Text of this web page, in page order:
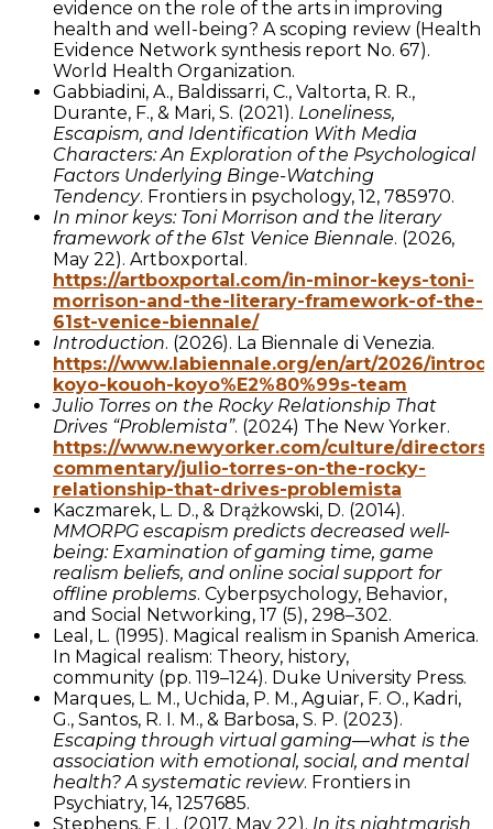
evidence on the role of the arts in improving
health and well-being? A scoping review (Health
Evidence Network synthesis report No. 67).
World Health Organization.
Gabbiadini, A., Baldissarri, C., Valtorta, R. R.,
Durante, F., & Mari, S. (2021). Loneliness,
Escapism, and Identification With Media
Characters: An Exploration of the Psychological
Factors Underlying Binge-Watching
Tendency. Frontiers in psychology, 12, 785970.
In minor keys: Toni Morrison and the literary
framework of the 61st Venice Biennale. (2026,
May 22). Artboxportal.
https://artboxportal.com/in-minor-keys-toni-
morrison-and-the-literary-framework-of-the-
61st-venice-biennale/
Introduction. (2026). La Biennale di Venezia.
https://www.labiennale.org/en/art/2026/
koyo-kouoh-koyo%E2%80%99s-team
Julio Torres on the Rocky Relationship That
Drives “Problemista”. (2024) The New Yorker.
https://www.newyorker.com/culture/
commentary/julio-torres-on-the-rocky-
relationship-that-drives-problemista
Kaczmarek, L. D., & Drążkowski, D. (2014).
MMORPG escapism predicts decreased well-
being: Examination of gaming time, game
realism beliefs, and online social support for
offline problems. Cyberpsychology, Behavior,
and Social Networking, 17 (5), 298–302.
Leal, L. (1995). Magical realism in Spanish America.
In Magical realism: Theory, history,
community (pp. 119–124). Duke University Press.
Marques, L. M., Uchida, P. M., Aguiar, F. O., Kadri,
G., Santos, R. I. M., & Barbosa, S. P. (2023).
Escaping through virtual gaming—what is the
association with emotional, social, and mental
health? A systematic review. Frontiers in
Psychiatry, 14, 1257685.
Stephens, E. L. (2017, May 22). In its nightmarish